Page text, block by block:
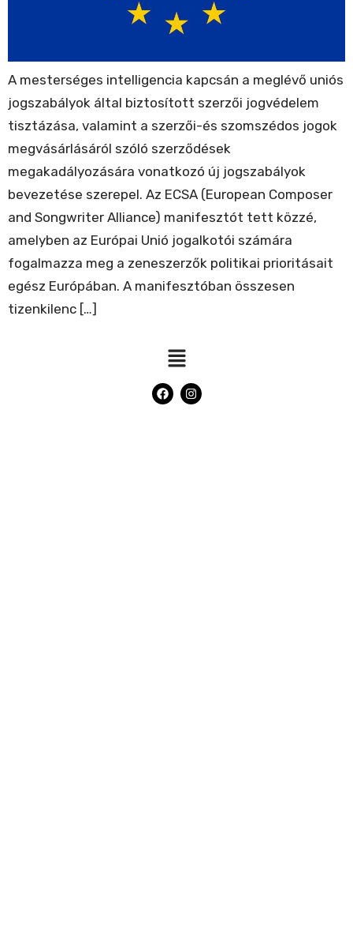
A mesterséges intelligencia kapcsán a meglévő uniós
jogszabályok által biztosított szerzői jogvédelem
tisztázása, valamint a szerzői-és szomszédos jogok
megvásárlásáról szóló szerződések
megakadályozására vonatkozó új jogszabályok
bevezetése szerepel. Az ECSA (European Composer
and Songwriter Alliance) manifesztót tett közzé,
amelyben az Európai Unió jogalkotói számára
fogalmazza meg a zeneszerzők politikai prioritásait
egész Európában. A manifesztóban összesen
tizenkilenc […]